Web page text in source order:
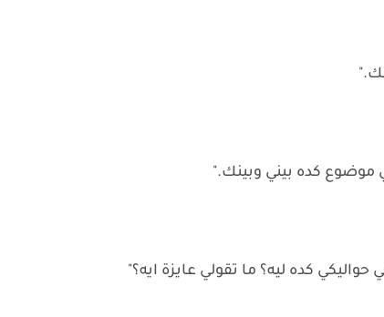
موضوع كده بيني وبينك."
حواليكي كده ليه؟ ما تقولي عايزة ايه؟"